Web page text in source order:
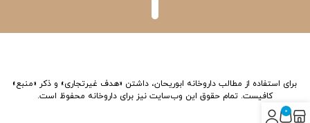
برای استفاده از مطالب داروخانه ابوریحان، داشتن «هدف غیرتجاری» و ذکر «منبع»
کافیست. تمام حقوق اين وب‌سايت نیز برای داروخانه محفوظ است.
0